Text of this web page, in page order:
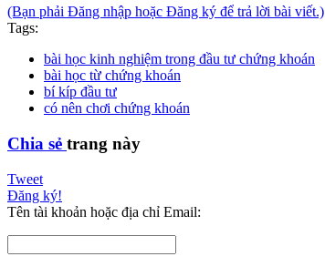
(Bạn phải Đăng nhập hoặc Đăng ký để trả lời bài viết.)
Tags:
bài học kinh nghiệm trong đầu tư chứng khoán
bài học từ chứng khoán
bí kíp đầu tư
có nên chơi chứng khoán
Chia sẻ trang này
Tweet
Đăng ký!
Tên tài khoản hoặc địa chỉ Email: